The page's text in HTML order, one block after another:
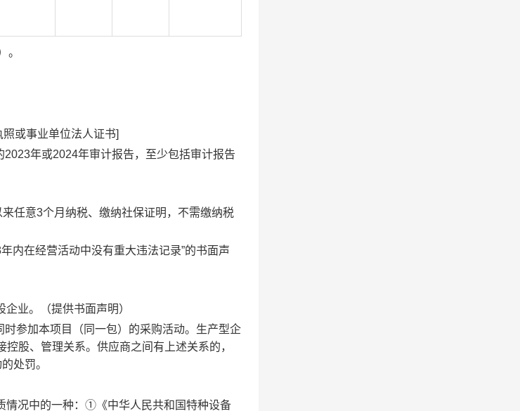
。
照或事业单位法人证书]
2023年或2024年审计报告，
至少包括审计报告
来任意3个月纳税、 缴纳社保证明，不需缴纳税
年内在经营活动中没有重大违法记录”的书面声
企业。 （提供书面声明）
参加本项目（同一包）的采购活动。生产型企
股、管理关系。供应商之间有上述关系的，
处罚。
况中的一种： ①《中华人民共和国特种设备